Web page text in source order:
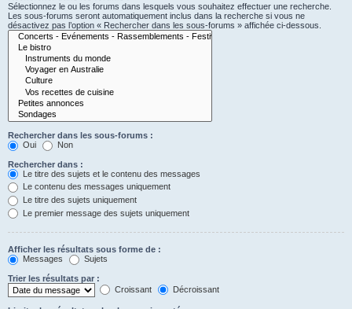
Sélectionnez le ou les forums dans lesquels vous souhaitez effectuer une recherche.
Les sous-forums seront automatiquement inclus dans la recherche si vous ne
désactivez pas l’option « Rechercher dans les sous-forums » affichée ci-dessous.
Rechercher dans les sous-forums :
Oui
Non
Rechercher dans :
Le titre des sujets et le contenu des messages
Le contenu des messages uniquement
Le titre des sujets uniquement
Le premier message des sujets uniquement
Afficher les résultats sous forme de :
Messages
Sujets
Trier les résultats par :
Croissant
Décroissant